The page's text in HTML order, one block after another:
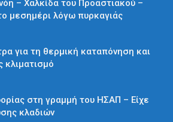
– Χαλκίδα του Προαστιακού –
μεσημέρι λόγω πυρκαγιάς
για τη θερμική καταπόνηση και
κλιματισμό
στη γραμμή του ΗΣΑΠ – Είχε
κλαδιών